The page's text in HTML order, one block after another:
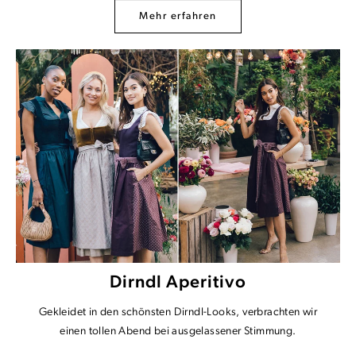
Mehr erfahren
Dirndl Aperitivo
Gekleidet in den schönsten Dirndl-Looks, verbrachten wir
einen tollen Abend bei ausgelassener Stimmung.